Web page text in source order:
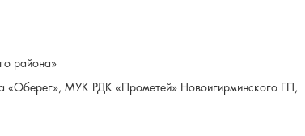
района»
«Оберег», МУК РДК «Прометей» Новоигирминского ГП,